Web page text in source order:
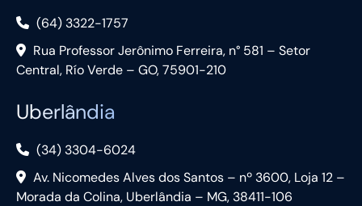
(64) 3322-1757
Rua Professor Jerônimo Ferreira, n° 581 – Setor
Central, Río Verde – GO, 75901-210
Uberlândia
(34) 3304-6024
Av. Nicomedes Alves dos Santos – nº 3600, Loja 12 –
Morada da Colina, Uberlândia – MG, 38411-106